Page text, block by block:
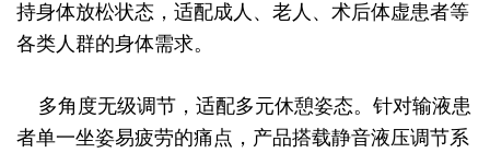
持身体放松状态，适配成人、老人、术后体虚患者等
各类人群的身体需求。
多角度无级调节，适配多元休憩姿态。针对输液患
者单一坐姿易疲劳的痛点，产品搭载静音液压调节系